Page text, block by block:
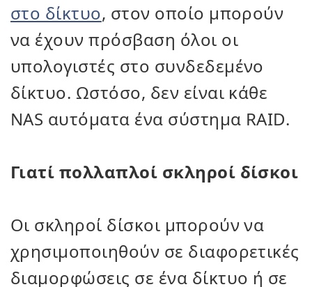
στο δίκτυο, στον οποίο μπορούν
να έχουν πρόσβαση όλοι οι
υπολογιστές στο συνδεδεμένο
δίκτυο. Ωστόσο, δεν είναι κάθε
NAS αυτόματα ένα σύστημα RAID.
Γιατί πολλαπλοί σκληροί δίσκοι
Οι σκληροί δίσκοι μπορούν να
χρησιμοποιηθούν σε διαφορετικές
διαμορφώσεις σε ένα δίκτυο ή σε